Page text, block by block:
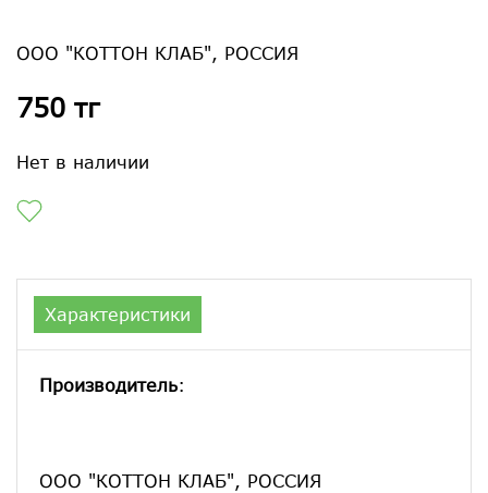
ООО "КОТТОН КЛАБ", РОССИЯ
750 тг
Нет в наличии
Характеристики
Производитель:
ООО "КОТТОН КЛАБ", РОССИЯ